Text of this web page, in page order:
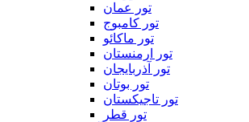
تور عمان
تور کامبوج
تور ماکائو
تور ارمنستان
تور آذربایجان
تور بوتان
تور تاجیکستان
تور قطر